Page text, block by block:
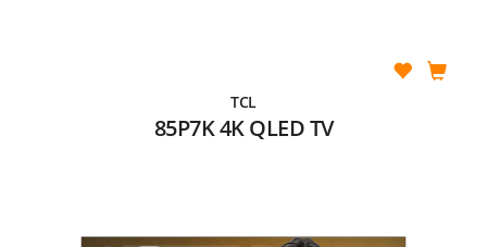
TCL
85P7K 4K QLED TV